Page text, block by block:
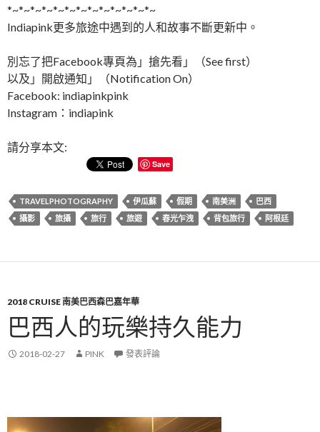
*~*~*~*~*~*~*~*~*~*~*~*~*~
Indiapink更多旅途中遇到的人和故事不斷更新中。
別忘了把Facebook專頁為」搶先看」（See first）
以及」開啟通知」（Notification On）
Facebook: indiapinkpink
Instagram：indiapink
請分享本文:
Save
TRAVELPHOTOGRAPHY 伊瓜蘇 假期 南美洲
巴西
攝影
旅攝 旅行 旅遊 春光乍洩 背包旅行 阿根廷
2018 CRUISE 南美巴西森巴嘉年華
巴西人的玩樂持久能力
2018-02-27 PINK 發表評論